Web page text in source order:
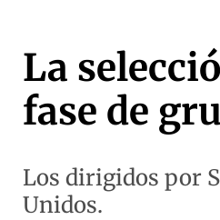
La
fase de
Los dirigidos por
Unidos.